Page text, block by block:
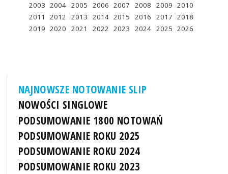
2003 2004 2005 2006 2007 2008 2009 2010
2011
2012 2013 2014 2015 2016 2017 2018
2019 2020 2021 2022 2023 2024 2025 2026
NAJNOWSZE NOTOWANIE SLIP
NOWOŚCI SINGLOWE
PODSUMOWANIE 1800 NOTOWAŃ
PODSUMOWANIE ROKU 2025
PODSUMOWANIE ROKU 2024
PODSUMOWANIE ROKU 2023